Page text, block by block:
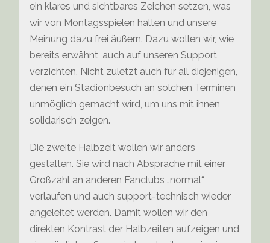
ein klares und sichtbares Zeichen setzen, was
wir von Montagsspielen halten und unsere
Meinung dazu frei äußern. Dazu wollen wir, wie
bereits erwähnt, auch auf unseren Support
verzichten. Nicht zuletzt auch für all diejenigen,
denen ein Stadionbesuch an solchen Terminen
unmöglich gemacht wird, um uns mit ihnen
solidarisch zeigen.
Die zweite Halbzeit wollen wir anders
gestalten. Sie wird nach Absprache mit einer
Großzahl an anderen Fanclubs „normal“
verlaufen und auch support-technisch wieder
angeleitet werden. Damit wollen wir den
direkten Kontrast der Halbzeiten aufzeigen und